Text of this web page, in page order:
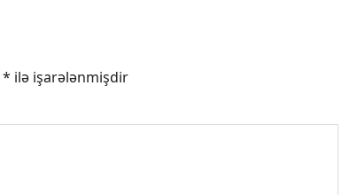
* ilə işarələnmişdir